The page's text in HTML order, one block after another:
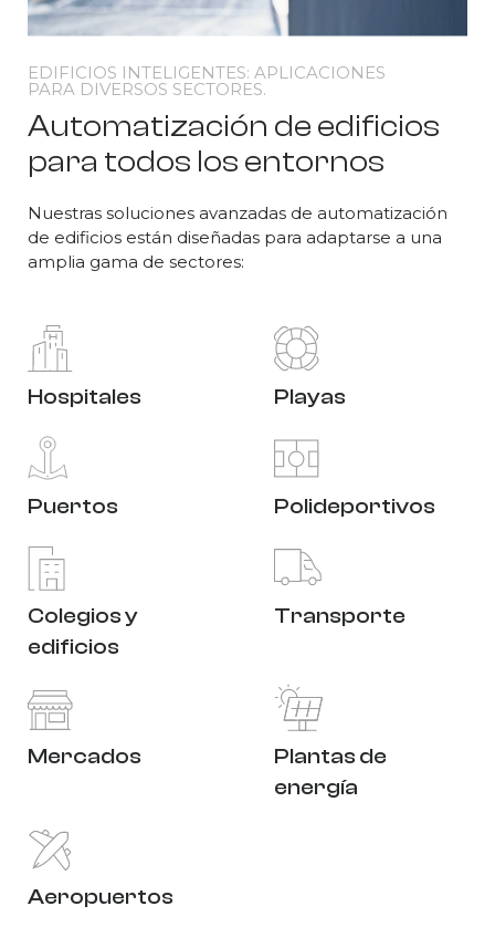
EDIFICIOS INTELIGENTES: APLICACIONES
PARA DIVERSOS SECTORES.
Automatización de edificios
para todos los entornos
Nuestras soluciones avanzadas de automatización
de edificios están diseñadas para adaptarse a una
amplia gama de sectores:
Hospitales Playas
Puertos Polideportivos
Colegios y
edificios
Transporte
Mercados
Plantas de
energía
Aeropuertos